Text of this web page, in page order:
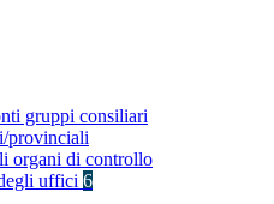
gruppi consiliari
provinciali
organi di controllo
uffici 6